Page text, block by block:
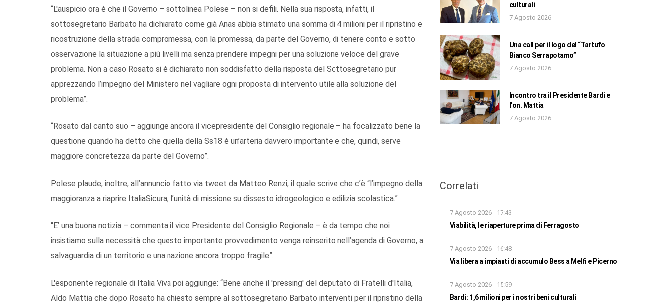
“L'auspicio ora è che il Governo – sottolinea Polese – non si defili. Nella sua risposta, infatti, il
sottosegretario Barbato ha dichiarato come già Anas abbia stimato una somma di 4 milioni per il ripristino e
ricostruzione della strada compromessa, con la promessa, da parte del Governo, di tenere conto e sotto
osservazione la situazione a più livelli ma senza prendere impegni per una soluzione veloce del grave
problema. Non a caso Rosato si è dichiarato non soddisfatto della risposta del Sottosegretario pur
apprezzando l’impegno del Ministero nel vagliare ogni proposta di intervento utile alla soluzione del
problema”.
“Rosato dal canto suo – aggiunge ancora il vicepresidente del Consiglio regionale – ha focalizzato bene la
questione quando ha detto che quella della Ss18 è un’arteria davvero importante e che, quindi, serve
maggiore concretezza da parte del Governo”.
Polese plaude, inoltre, all’annuncio fatto via tweet da Matteo Renzi, il quale scrive che c’è “l’impegno della
maggioranza a riaprire ItaliaSicura, l’unità di missione su dissesto idrogeologico e edilizia scolastica.”
“E’ una buona notizia – commenta il vice Presidente del Consiglio Regionale – è da tempo che noi
insistiamo sulla necessità che questo importante provvedimento venga reinserito nell’agenda di Governo, a
salvaguardia di un territorio e una nazione ancora troppo fragile”.
L'esponente regionale di Italia Viva poi aggiunge: “Bene anche il 'pressing' del deputato di Fratelli d'Italia,
Aldo Mattia che dopo Rosato ha chiesto sempre al sottosegretario Barbato interventi per il ripristino della
culturali
7 Agosto 2026
Una call per il logo del “Tartufo
Bianco Serrapotamo”
7 Agosto 2026
Incontro tra il Presidente Bardi e
l’on. Mattia
7 Agosto 2026
Correlati
7 Agosto 2026 - 17:43
Viabilità, le riaperture prima di Ferragosto
7 Agosto 2026 - 16:48
Via libera a impianti di accumulo Bess a Melfi e Picerno
7 Agosto 2026 - 15:59
Bardi: 1,6 milioni per i nostri beni culturali